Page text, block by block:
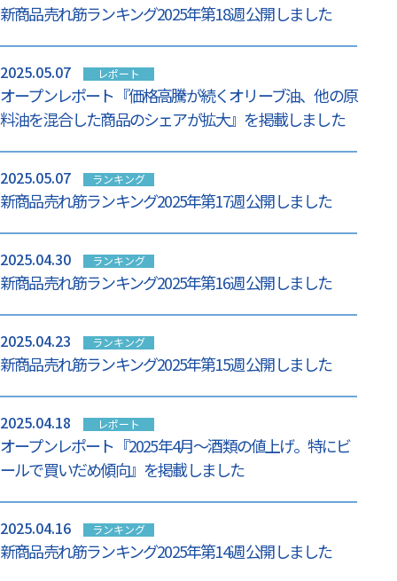
新商品売れ筋ランキング2025年第18週 公開しました
2025.05.07 レポート
オープンレポート『価格高騰が続くオリーブ油、他の原
料油を混合した商品のシェアが拡大』を掲載しました
2025.05.07 ランキング
新商品売れ筋ランキング2025年第17週 公開しました
2025.04.30 ランキング
新商品売れ筋ランキング2025年第16週 公開しました
2025.04.23 ランキング
新商品売れ筋ランキング2025年第15週 公開しました
2025.04.18 レポート
オープンレポート『2025年4月～酒類の値上げ。特にビ
ールで買いだめ傾向』を掲載しました
2025.04.16 ランキング
新商品売れ筋ランキング2025年第14週 公開しました